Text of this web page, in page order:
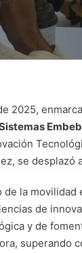
2025,
se desplazó
de la movilidad
de
y de
superando